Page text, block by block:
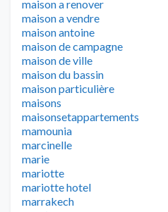
maison a renover
maison a vendre
maison antoine
maison de campagne
maison de ville
maison du bassin
maison particulière
maisons
maisonsetappartements
mamounia
marcinelle
marie
mariotte
mariotte hotel
marrakech